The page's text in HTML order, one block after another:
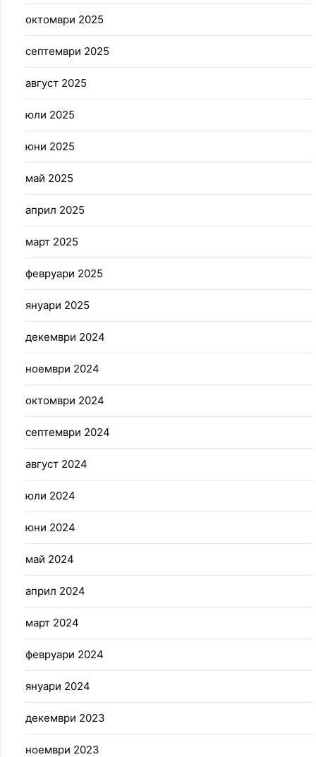
октомври 2025
септември 2025
август 2025
юли 2025
юни 2025
май 2025
април 2025
март 2025
февруари 2025
януари 2025
декември 2024
ноември 2024
октомври 2024
септември 2024
август 2024
юли 2024
юни 2024
май 2024
април 2024
март 2024
февруари 2024
януари 2024
декември 2023
ноември 2023